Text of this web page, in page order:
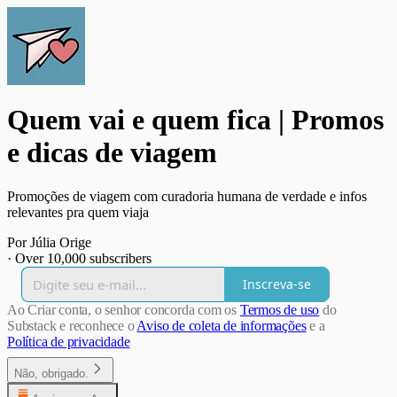
Quem vai e quem fica | Promos
e dicas de viagem
Promoções de viagem com curadoria humana de verdade e infos
relevantes pra quem viaja
Por Júlia Orige
· Over 10,000 subscribers
Inscreva-se
Ao Criar conta, o senhor concorda com os Termos de uso do
Substack e reconhece oAviso de coleta de informaçõese a
Política de privacidade
Não, obrigado.